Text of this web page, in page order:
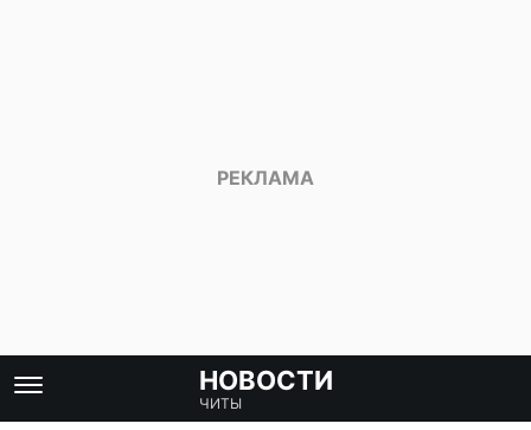
НОВОСТИ
ЧИТЫ